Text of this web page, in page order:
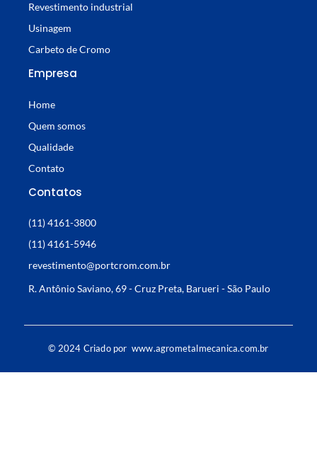
Revestimento industrial
Usinagem
Carbeto de Cromo
Empresa
Home
Quem somos
Qualidade
Contato
Contatos
(11) 4161-3800
(11) 4161-5946
revestimento@portcrom.com.br
R. Antônio Saviano, 69 - Cruz Preta, Barueri - São Paulo
© 2024 Criado por www.agrometalmecanica.com.br